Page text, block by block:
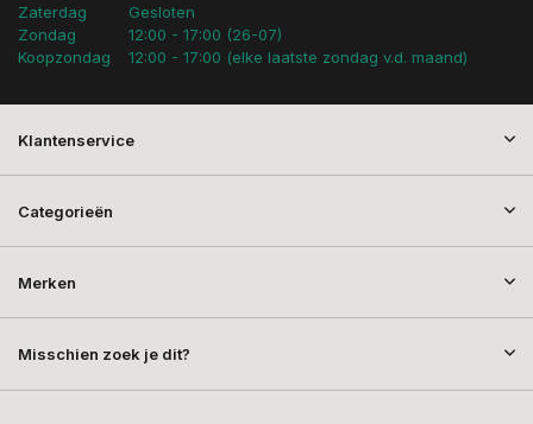
Zaterdag
Zondag
Koopzondag
Gesloten
12:00 - 17:00 (26-07)
12:00 - 17:00 (elke laatste zondag v.d. maand)
Klantenservice
Categorieën
Merken
Misschien zoek je dit?